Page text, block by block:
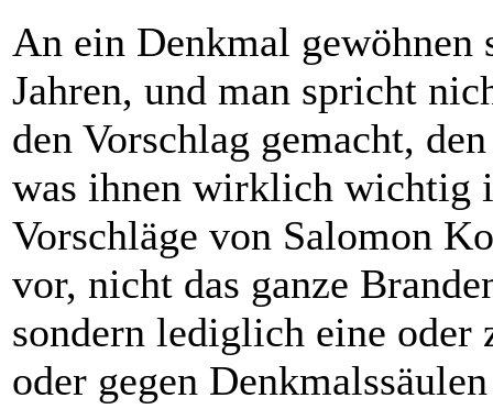
An ein Denkmal gewöhnen
Jahren, und man spricht
den Vorschlag gemacht,
was ihnen wirklich wichtig
Vorschläge von Salomon
vor, nicht das ganze
sondern lediglich eine oder
oder gegen